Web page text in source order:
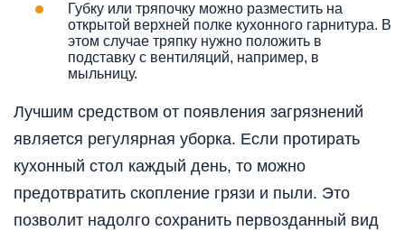
Губку или тряпочку можно разместить на
открытой верхней полке кухонного гарнитура. В
этом случае тряпку нужно положить в
подставку с вентиляций, например, в
мыльницу.
Лучшим средством от появления загрязнений
является регулярная уборка. Если протирать
кухонный стол каждый день, то можно
предотвратить скопление грязи и пыли. Это
позволит надолго сохранить первозданный вид